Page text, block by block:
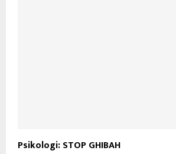
Psikologi: STOP GHIBAH